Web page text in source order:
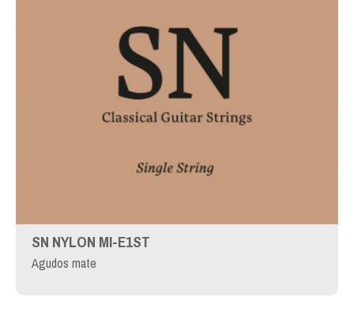
SN NYLON MI-E1ST
Agudos mate